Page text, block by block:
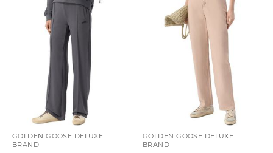
GOLDEN GOOSE DELUXE
BRAND
GOLDEN GOOSE DELUXE
BRAND